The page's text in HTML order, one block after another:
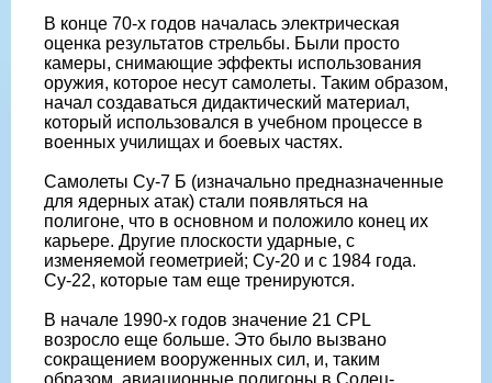
В конце 70-х годов началась электрическая
оценка результатов стрельбы. Были просто
камеры, снимающие эффекты использования
оружия, которое несут самолеты. Таким образом,
начал создаваться дидактический материал,
который использовался в учебном процессе в
военных училищах и боевых частях.
Самолеты Су-7 Б (изначально предназначенные
для ядерных атак) стали появляться на
полигоне, что в основном и положило конец их
карьере. Другие плоскости ударные, с
изменяемой геометрией; Су-20 и с 1984 года.
Су-22, которые там еще тренируются.
В начале 1990-х годов значение 21 CPL
возросло еще больше. Это было вызвано
сокращением вооруженных сил, и, таким
образом, авиационные полигоны в Солец-